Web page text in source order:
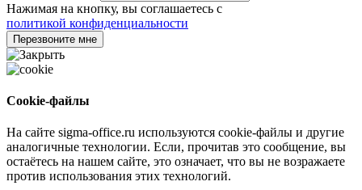
Нажимая на кнопку, вы соглашаетесь с
политикой конфиденциальности
Перезвоните мне
Cookie-файлы
На сайте sigma-office.ru используются cookie-файлы и другие
аналогичные технологии. Если, прочитав это сообщение, вы
остаётесь на нашем сайте, это означает, что вы не возражаете
против использования этих технологий.